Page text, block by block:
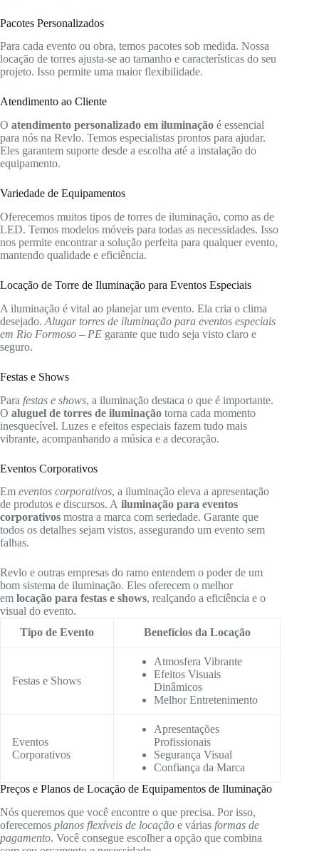
Pacotes Personalizados
Para cada evento ou obra, temos pacotes sob medida. Nossa
locação de torres ajusta-se ao tamanho e características do seu
projeto. Isso permite uma maior flexibilidade.
Atendimento ao Cliente
O atendimento personalizado em iluminação é essencial
para nós na Revlo. Temos especialistas prontos para ajudar.
Eles garantem suporte desde a escolha até a instalação do
equipamento.
Variedade de Equipamentos
Oferecemos muitos tipos de torres de iluminação, como as de
LED. Temos modelos móveis para todas as necessidades. Isso
nos permite encontrar a solução perfeita para qualquer evento,
mantendo qualidade e eficiência.
Locação de Torre de Iluminação para Eventos Especiais
A iluminação é vital ao planejar um evento. Ela cria o clima
desejado. Alugar torres de iluminação para eventos especiais
em Rio Formoso – PE garante que tudo seja visto claro e
seguro.
Festas e Shows
Para festas e shows, a iluminação destaca o que é importante.
O aluguel de torres de iluminação torna cada momento
inesquecível. Luzes e efeitos especiais fazem tudo mais
vibrante, acompanhando a música e a decoração.
Eventos Corporativos
Em eventos corporativos, a iluminação eleva a apresentação
de produtos e discursos. A iluminação para eventos
corporativos mostra a marca com seriedade. Garante que
todos os detalhes sejam vistos, assegurando um evento sem
falhas.
Revlo e outras empresas do ramo entendem o poder de um
bom sistema de iluminação. Eles oferecem o melhor
em locação para festas e shows, realçando a eficiência e o
visual do evento.
Tipo de Evento
Benefícios da Locação
Festas e Shows
Atmosfera Vibrante
Efeitos Visuais
Dinâmicos
Melhor Entretenimento
Eventos
Corporativos
Apresentações
Profissionais
Segurança Visual
Confiança da Marca
Preços e Planos de Locação de Equipamentos de Iluminação
Nós queremos que você encontre o que precisa. Por isso,
oferecemos planos flexíveis de locação e várias formas de
pagamento. Você consegue escolher a opção que combina